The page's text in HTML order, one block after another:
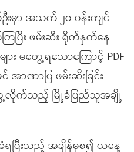
းမှာ အသက် ၂၀ ဝန်းကျင်
ပြီး ဖမ်းဆီး ရိုက်နှက်နေ
မတွေ့ရသောကြောင့် PDF
ာဏာပြ ဖမ်းဆီးခြင်း
ေ့လိုက်သည့် မြို့ခံပြည်သူအချို့
ရပြီးသည့် အချိန်မှစ၍ ယနေ့